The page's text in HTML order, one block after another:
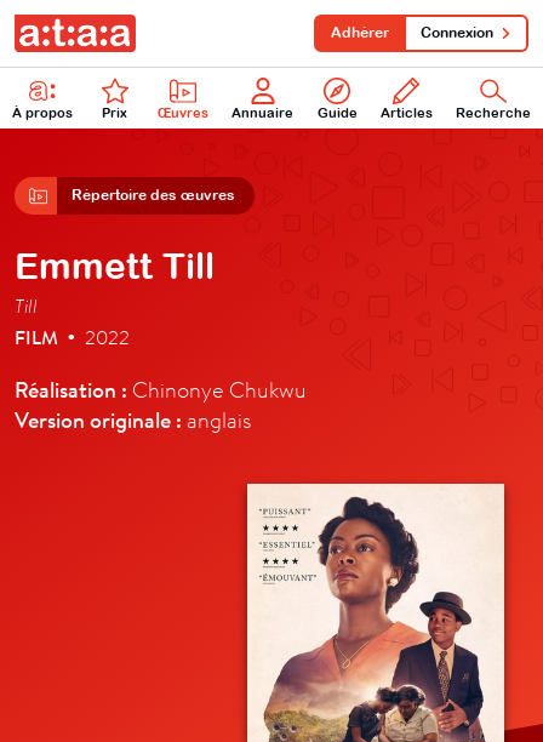
À propos Prix Œuvres Annuaire Guide Articles Recherche
Adhérer Connexion
Répertoire des œuvres
Emmett Till
Till
FILM • 2022
Réalisation : Chinonye Chukwu
Version originale : anglais